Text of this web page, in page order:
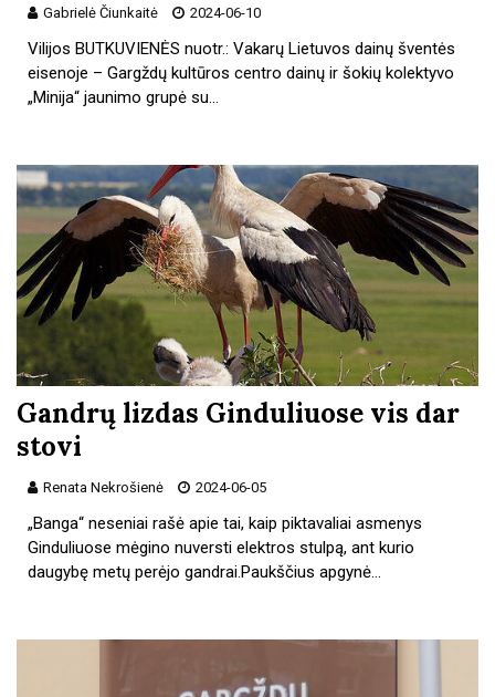
Gabrielė Čiunkaitė 2024-06-10
Vilijos BUTKUVIENĖS nuotr.: Vakarų Lietuvos dainų šventės
eisenoje – Gargždų kultūros centro dainų ir šokių kolektyvo
„Minija“ jaunimo grupė su…
Gandrų lizdas Ginduliuose vis dar
stovi
Renata Nekrošienė 2024-06-05
„Banga“ neseniai rašė apie tai, kaip piktavaliai asmenys
Ginduliuose mėgino nuversti elektros stulpą, ant kurio
daugybę metų perėjo gandrai.Paukščius apgynė…